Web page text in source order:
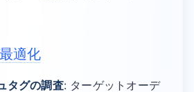
適化
タグの調査: ターゲットオーデ